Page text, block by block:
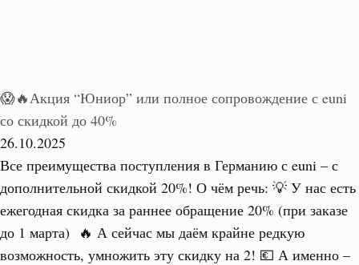
😱🔥Акция “Юниор” или полное сопровождение с euni
со скидкой до 40%
26.10.2025
Все преимущества поступления в Германию с euni – с
дополнительной скидкой 20%! О чём речь: 💡 У нас есть
ежегодная скидка за раннее обращение 20% (при заказе
до 1 марта) 🔥 А сейчас мы даём крайне редкую
возможность, умножить эту скидку на 2! 💶 А именно –